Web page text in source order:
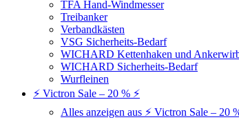
TFA Hand-Windmesser
Treibanker
Verbandkästen
VSG Sicherheits-Bedarf
WICHARD Kettenhaken und
WICHARD Sicherheits-Bedarf
Wurfleinen
⚡ Victron Sale – 20 % ⚡
Alles anzeigen aus ⚡ Victron Sale – 20